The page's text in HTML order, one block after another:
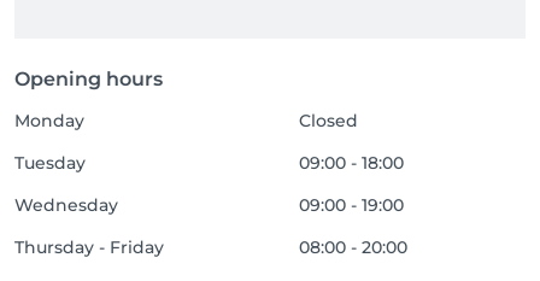
Opening hours
Monday
Closed
Tuesday
09:00 - 18:00
Wednesday
09:00 - 19:00
Thursday - Friday
08:00 - 20:00